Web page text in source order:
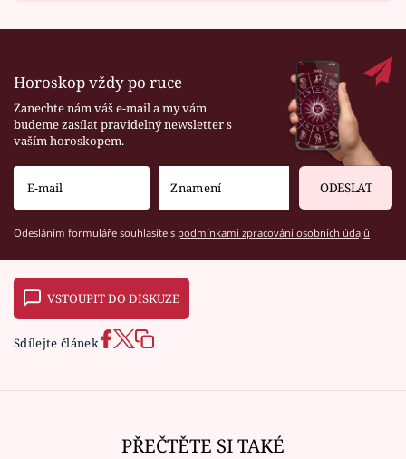
Horoskop vždy po ruce
Zanechte nám váš e-mail a my vám
budeme zasílat pravidelný newsletter s
vaším horoskopem.
ODESLAT
Odesláním formuláře souhlasíte s podmínkami zpracování osobních údajů
VSTOUPIT DO DISKUZE
Sdílejte článek
PŘEČTĚTE SI TAKÉ